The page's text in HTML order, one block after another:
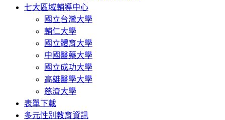
七大區域輔導中心
國立台灣大學
輔仁大學
國立體育大學
中國醫藥大學
國立成功大學
高雄醫學大學
慈濟大學
表單下載
多元性別教育資訊